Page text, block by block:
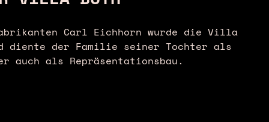
Carl Eichhorn wurde die Villa
diente der Familie seiner Tochter als
auch als Repräsentationsbau.